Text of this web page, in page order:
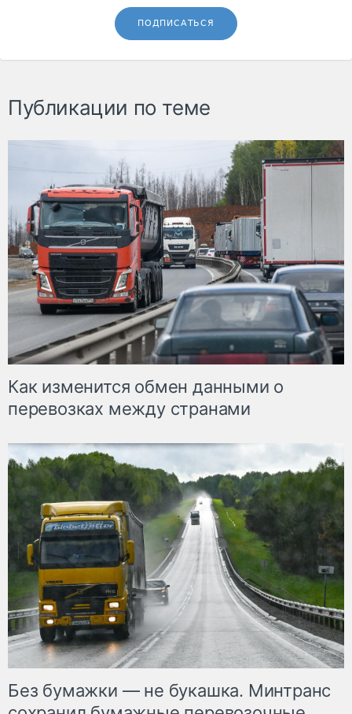
ПОДПИСАТЬСЯ
Публикации по теме
Как изменится обмен данными о
перевозках между странами
Без бумажки — не букашка. Минтранс